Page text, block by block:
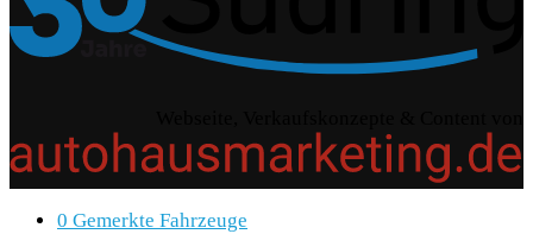
0 Gemerkte Fahrzeuge